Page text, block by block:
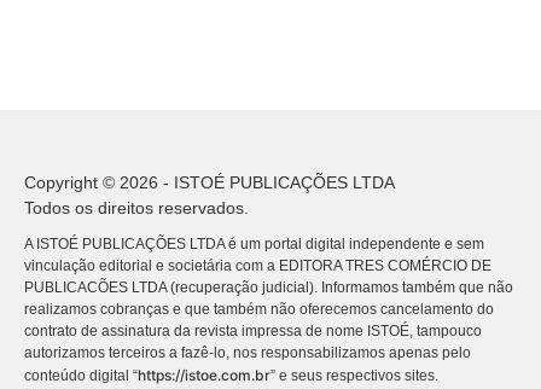
Copyright © 2026 - ISTOÉ PUBLICAÇÕES LTDA
Todos os direitos reservados.
A ISTOÉ PUBLICAÇÕES LTDA é um portal digital independente e sem
vinculação editorial e societária com a EDITORA TRES COMÉRCIO DE
PUBLICACÕES LTDA (recuperação judicial). Informamos também que não
realizamos cobranças e que também não oferecemos cancelamento do
contrato de assinatura da revista impressa de nome ISTOÉ, tampouco
autorizamos terceiros a fazê-lo, nos responsabilizamos apenas pelo
conteúdo digital “https://istoe.com.br” e seus respectivos sites.